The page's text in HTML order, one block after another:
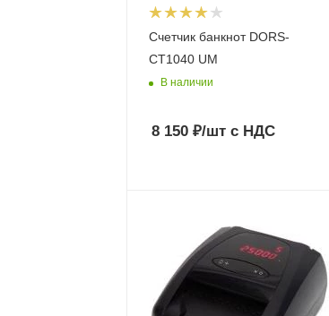
Счетчик банкнот DORS-
CT1040 UM
В наличии
8 150 ₽/шт с НДС